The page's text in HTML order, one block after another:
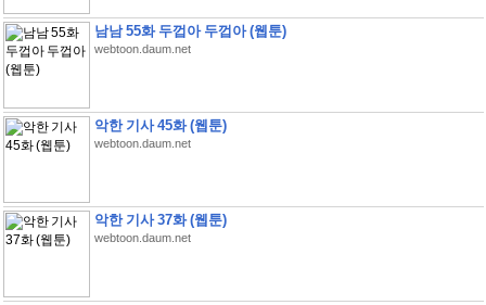
남남 55화 두껍아 두껍아 (웹툰)
webtoon.daum.net
악한 기사 45화 (웹툰)
webtoon.daum.net
악한 기사 37화 (웹툰)
webtoon.daum.net